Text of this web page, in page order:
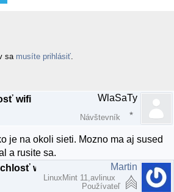
sa musíte prihlásiť
wifi WlaSaTy
Návštevník
je na okoli sieti. Mozno ma aj sused
a rusite sa.
wifi
Martin
LinuxMint 11,avlinux
Používateľ